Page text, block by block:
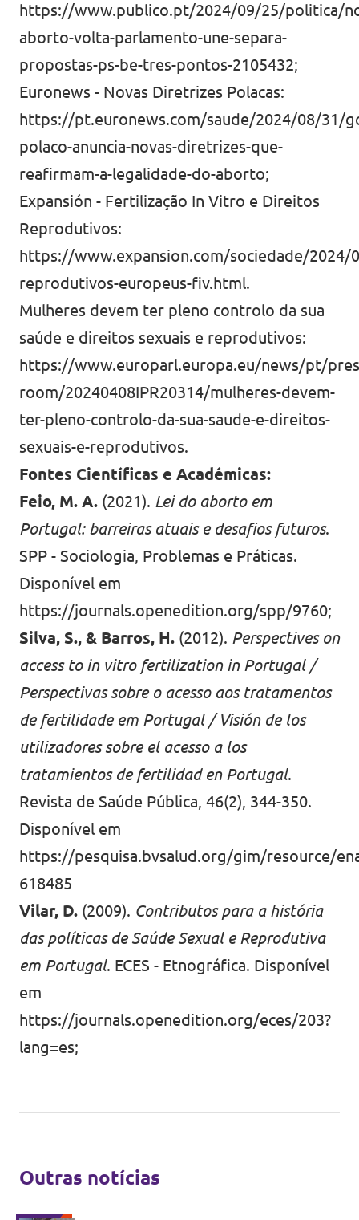
https://www.publico.pt/2024/09/25/politica/
aborto-volta-parlamento-une-separa-
propostas-ps-be-tres-pontos-2105432;
Euronews - Novas Diretrizes Polacas:
https://pt.euronews.com/saude/2024/08/31/
polaco-anuncia-novas-diretrizes-que-
reafirmam-a-legalidade-do-aborto;
Expansión - Fertilização In Vitro e Direitos
Reprodutivos:
https://www.expansion.com/sociedade/2024/
reprodutivos-europeus-fiv.html.
Mulheres devem ter pleno controlo da sua
saúde e direitos sexuais e reprodutivos:
https://www.europarl.europa.eu/news/pt/
room/20240408IPR20314/mulheres-devem-
ter-pleno-controlo-da-sua-saude-e-direitos-
sexuais-e-reprodutivos.
Fontes Científicas e Académicas:
Feio, M. A. (2021). Lei do aborto em
Portugal: barreiras atuais e desafios futuros.
SPP - Sociologia, Problemas e Práticas.
Disponível em
https://journals.openedition.org/spp/9760;
Silva, S., & Barros, H. (2012). Perspectives on
access to in vitro fertilization in Portugal /
Perspectivas sobre o acesso aos tratamentos
de fertilidade em Portugal / Visión de los
utilizadores sobre el acesso a los
tratamientos de fertilidad en Portugal.
Revista de Saúde Pública, 46(2), 344-350.
Disponível em
https://pesquisa.bvsalud.org/gim/resource/
618485
Vilar, D. (2009). Contributos para a história
das políticas de Saúde Sexual e Reprodutiva
em Portugal. ECES - Etnográfica. Disponível
em
https://journals.openedition.org/eces/203?
lang=es;
Outras notícias